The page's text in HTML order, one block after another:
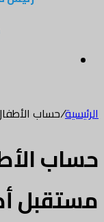
الرئيسية/حساب
حساب
مستقبل